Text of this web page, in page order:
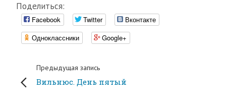
Поделиться:
Facebook Twitter
Вконтакте
Одноклассники
Google+
Предыдущая запись
Вильнюс. День пятый